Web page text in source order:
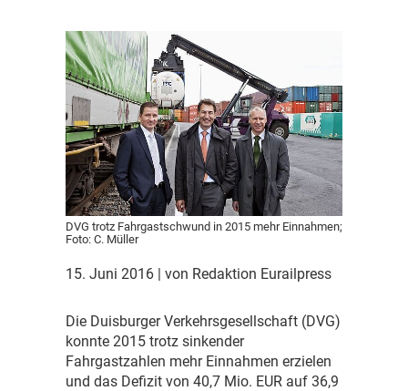
DVG trotz Fahrgastschwund in 2015 mehr Einnahmen;
Foto: C. Müller
15. Juni 2016 | von Redaktion Eurailpress
Die Duisburger Verkehrsgesellschaft (DVG)
konnte 2015 trotz sinkender
Fahrgastzahlen mehr Einnahmen erzielen
und das Defizit von 40,7 Mio. EUR auf 36,9